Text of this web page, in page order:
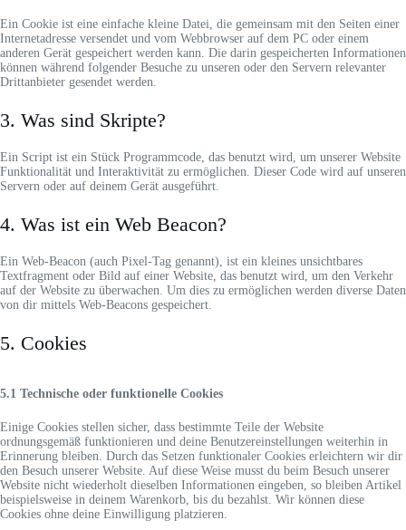
Ein Cookie ist eine einfache kleine Datei, die gemeinsam mit den Seiten einer
Internetadresse versendet und vom Webbrowser auf dem PC oder einem
anderen Gerät gespeichert werden kann. Die darin gespeicherten Informationen
können während folgender Besuche zu unseren oder den Servern relevanter
Drittanbieter gesendet werden.
3. Was sind Skripte?
Ein Script ist ein Stück Programmcode, das benutzt wird, um unserer Website
Funktionalität und Interaktivität zu ermöglichen. Dieser Code wird auf unseren
Servern oder auf deinem Gerät ausgeführt.
4. Was ist ein Web Beacon?
Ein Web-Beacon (auch Pixel-Tag genannt), ist ein kleines unsichtbares
Textfragment oder Bild auf einer Website, das benutzt wird, um den Verkehr
auf der Website zu überwachen. Um dies zu ermöglichen werden diverse Daten
von dir mittels Web-Beacons gespeichert.
5. Cookies
5.1 Technische oder funktionelle Cookies
Einige Cookies stellen sicher, dass bestimmte Teile der Website
ordnungsgemäß funktionieren und deine Benutzereinstellungen weiterhin in
Erinnerung bleiben. Durch das Setzen funktionaler Cookies erleichtern wir dir
den Besuch unserer Website. Auf diese Weise musst du beim Besuch unserer
Website nicht wiederholt dieselben Informationen eingeben, so bleiben Artikel
beispielsweise in deinem Warenkorb, bis du bezahlst. Wir können diese
Cookies ohne deine Einwilligung platzieren.